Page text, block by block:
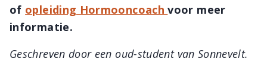
of opleiding Hormooncoachvoor meer
informatie.
Geschreven door een oud-student van Sonnevelt.